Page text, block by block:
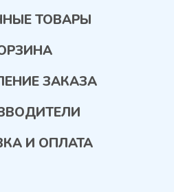
ТОВАРЫ
ЗАКАЗА
И ОПЛАТА